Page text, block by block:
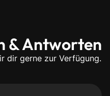
& Antworten
dir gerne zur Verfügung.